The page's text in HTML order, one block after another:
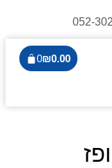
052-
₪0.00
0